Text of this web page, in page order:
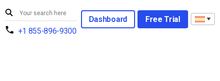
+1 855-896-9300
Dashboard Free Trial